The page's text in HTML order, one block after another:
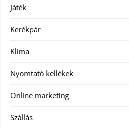
Játék
Kerékpár
Klíma
Nyomtató kellékek
Online marketing
Szállás